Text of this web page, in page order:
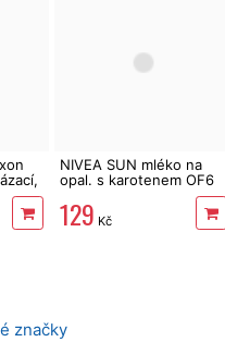
NIVEA SUN mléko na
opal. s karotenem OF6
129 Kč
značky